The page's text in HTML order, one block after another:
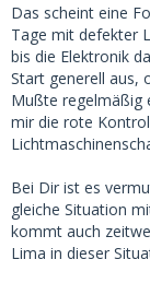
Das scheint eine
Tage mit defekter
bis die Elektronik
Start generell aus,
Mußte regelmäßig
mir die rote
Bei Dir ist es
gleiche Situation
kommt auch
Lima in dieser